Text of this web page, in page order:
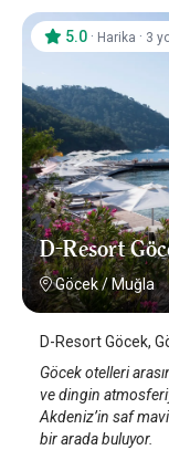
D-Resort
Göcek/ Muğla
5.0 · Harika · 3
D-Resort Göcek,
Göcek otelleri
ve dingin
Akdeniz’in saf
bir arada buluyor.